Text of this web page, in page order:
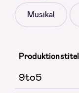
Musikal
Produktionstitel
9to5